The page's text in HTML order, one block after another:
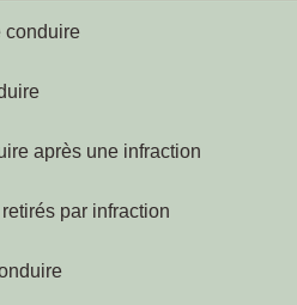
conduire
après une infraction
par infraction